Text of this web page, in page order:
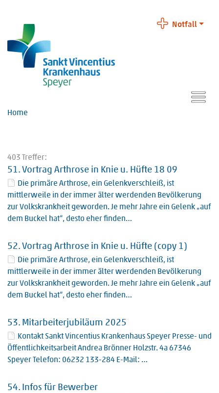
Notfall
Home
403 Treffer:
51. Vortrag Arthrose in Knie u. Hüfte 18 09
Die primäre Arthrose, ein Gelenkverschleiß, ist
mittlerweile in der immer älter werdenden Bevölkerung
zur Volkskrankheit geworden. Je mehr Jahre ein Gelenk „auf
dem Buckel hat“, desto eher finden…
52. Vortrag Arthrose in Knie u. Hüfte (copy 1)
Die primäre Arthrose, ein Gelenkverschleiß, ist
mittlerweile in der immer älter werdenden Bevölkerung
zur Volkskrankheit geworden. Je mehr Jahre ein Gelenk „auf
dem Buckel hat“, desto eher finden…
53. Mitarbeiterjubiläum 2025
Kontakt Sankt Vincentius Krankenhaus Speyer Presse- und
Öffentlichkeitsarbeit Andrea Brönner Holzstr. 4a 67346
Speyer Telefon: 06232 133-284 E-Mail: …
54. Infos für Bewerber